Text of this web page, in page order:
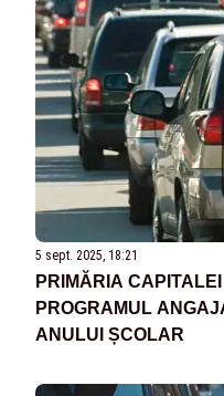
5 sept. 2025, 18:21
PRIMĂRIA
PROGRAMUL
ANULUI ȘCOLAR